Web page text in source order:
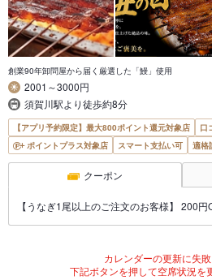
創業90年卸問屋から届く厳選した「鰻」使用
2001～3000円
須賀川駅より徒歩約8分
【アプリ予約限定】最大800ポイント還元対象店
口
ポイントプラス対象店
スマート支払い可 適格
クーポン
【うなぎ1尾以上のご注文のお客様】 200円
カレンダーの更新に失敗
下記ボタンを押して空席状況を